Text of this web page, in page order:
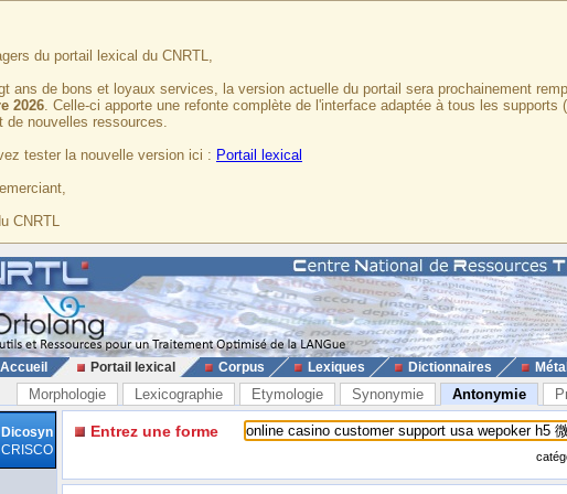
du portail lexical du CNRTL,
ans de bons et loyaux services, la version actuelle du portail sera prochainement
2026. Celle-ci apporte une refonte complète de l'interface adaptée à tous les
de nouvelles ressources.
tester la nouvelle version ici : Portail lexical
CNRTL
Accueil Portail lexical Corpus Lexiques Dictionnaires
Morphologie Lexicographie Etymologie Synonymie Antonymie
Dicosyn
CRISCO
Entrez une forme